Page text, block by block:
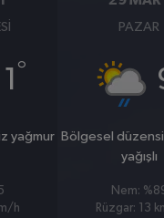
°
yağmur
h
PAZAR
Bölgesel
yağışlı
Nem:
Rüzgar: 13